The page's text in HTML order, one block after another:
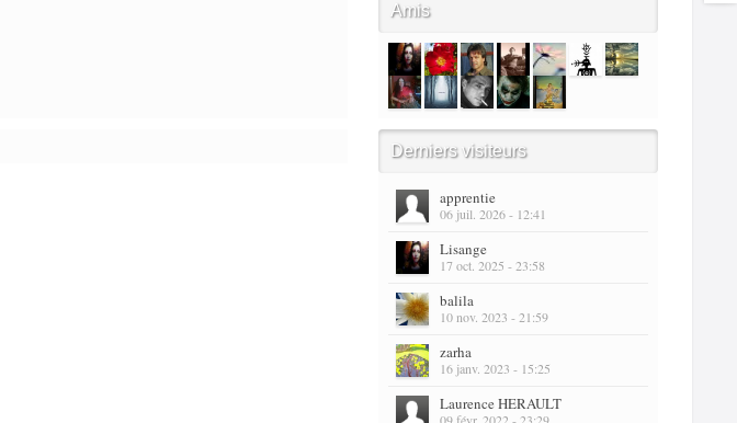
Amis
Derniers visiteurs
apprentie
06 juil. 2026 - 12:41
Lisange
17 oct. 2025 - 23:58
balila
10 nov. 2023 - 21:59
zarha
16 janv. 2023 - 15:25
Laurence HERAULT